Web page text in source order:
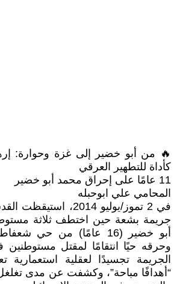
🔥 من أبو خضير إلى غزة وحوارة:
كأداة للتطهير العرقي
11 عامًا على إحراق محمد أبو خضير
المحامي علي ابوحبله
في 2 تموز/يوليو 2014،
جريمة بشعة حين اختطف ثلاثة
أبو خضير (16 عامًا) من حي
وحرقه حيًا انتقامًا لمقتل
الجريمة تجسيدًا لعقلية استعمارية
“أهدافًا مباحة”، وكشفت عن مدى